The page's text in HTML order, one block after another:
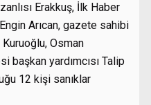
Erakkuş, İlk Haber
Arıcan, gazete sahibi
Osman
başkan yardımcısı Talip
12 kişi sanıklar